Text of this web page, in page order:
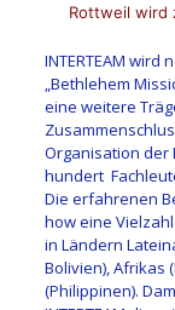
Rottweil wird
INTERTEAM
„Bethlehem
eine weitere
Organisation der
hundert
Die erfahrenen
how eine
in Ländern
Bolivien), Afrikas
(Philippinen).